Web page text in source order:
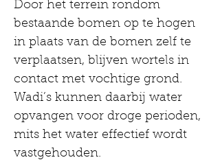
Door het terrein rondom
bestaande bomen op te hogen
in plaats van de bomen zelf te
verplaatsen, blijven wortels in
contact met vochtige grond.
Wadi’s kunnen daarbij water
opvangen voor droge perioden,
mits het water effectief wordt
vastgehouden.